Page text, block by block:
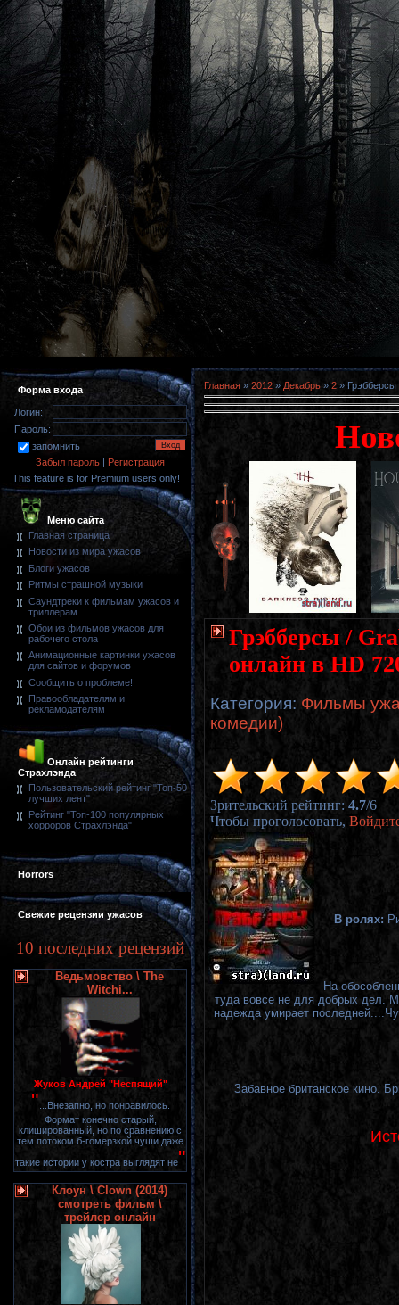
Форма входа
Логин:
Пароль:
запомнить
Забыл пароль | Регистрация
This feature is for Premium users only!
Меню сайта
Главная страница
Новости из мира ужасов
Блоги ужасов
Ритмы страшной музыки
Саундтреки к фильмам ужасов и
триллерам
Обои из фильмов ужасов для
рабочего стола
Анимационные картинки ужасов
для сайтов и форумов
Сообщить о проблеме!
Правообладателям и
рекламодателям
Онлайн рейтинги
Страхлэнда
Пользовательский рейтинг "Топ-50
лучших лент"
Рейтинг "Топ-100 популярных
хорроров Страхлэнда"
Horrors
Свежие рецензии ужасов
10 последних рецензий
Ведьмовство \ The
Witchi...
Жуков Андрей "Неспящий"
" ...Внезапно, но понравилось.
Формат конечно старый,
клишированный, но по сравнению с
тем потоком б-гомерзкой чуши даже
такие истории у костра выглядят не"
Клоун \ Clown (2014)
смотреть фильм \
трейлер онлайн
Главная » 2012 » Декабрь » 2 »
Грэбберсы /
онлайн в HD
Категория: Фильмы
комедии)
Зрительский рейтинг: 4.7/6
Чтобы проголосовать,
В ролях:
На
туда вовсе не для добрых дел.
надежда умирает
Забавное британское кино.